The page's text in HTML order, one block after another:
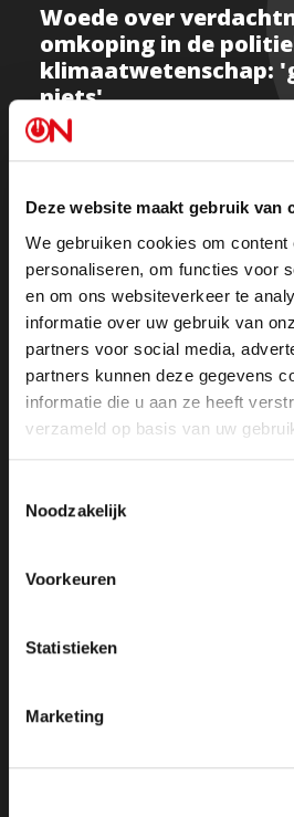
Deze website maakt gebruik van
We gebruiken cookies om content
personaliseren, om functies voor
en om ons websiteverkeer te
informatie over uw gebruik van
partners voor social media,
partners kunnen deze gegevens
informatie die u aan ze heeft
verzameld op basis van uw
Noodzakelijk
Voorkeuren
Statistieken
Marketing
Woede over
omkoping in de
klimaatwetenschap:
niets'
Kijk deel 1
Kijk deel 2
Of luister de uitzending terug op